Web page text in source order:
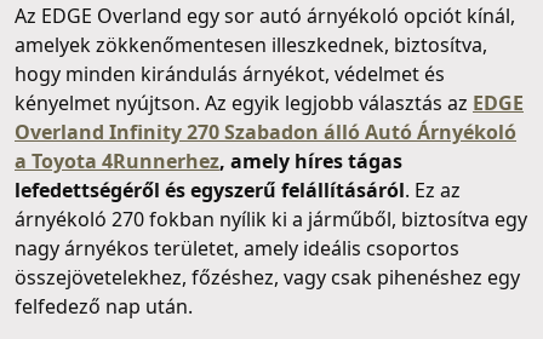
Az EDGE Overland egy sor autó árnyékoló opciót kínál,
amelyek zökkenőmentesen illeszkednek, biztosítva,
hogy minden kirándulás árnyékot, védelmet és
kényelmet nyújtson. Az egyik legjobb választás az EDGE
Overland Infinity 270 Szabadon álló Autó Árnyékoló
a Toyota 4Runnerhez, amely híres tágas
lefedettségéről és egyszerű felállításáról. Ez az
árnyékoló 270 fokban nyílik ki a járműből, biztosítva egy
nagy árnyékos területet, amely ideális csoportos
összejövetelekhez, főzéshez, vagy csak pihenéshez egy
felfedező nap után.